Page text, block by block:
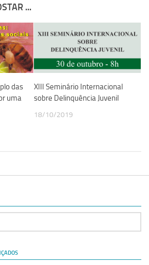
...
das
uma
XIII Seminário Internacional
sobre Delinquência Juvenil
18/10/2019